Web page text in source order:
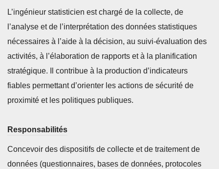
L’ingénieur statisticien est chargé de la collecte, de
l’analyse et de l’interprétation des données statistiques
nécessaires à l’aide à la décision, au suivi-évaluation des
activités, à l’élaboration de rapports et à la planification
stratégique. Il contribue à la production d’indicateurs
fiables permettant d’orienter les actions de sécurité de
proximité et les politiques publiques.
Responsabilités
Concevoir des dispositifs de collecte et de traitement de
données (questionnaires, bases de données, protocoles